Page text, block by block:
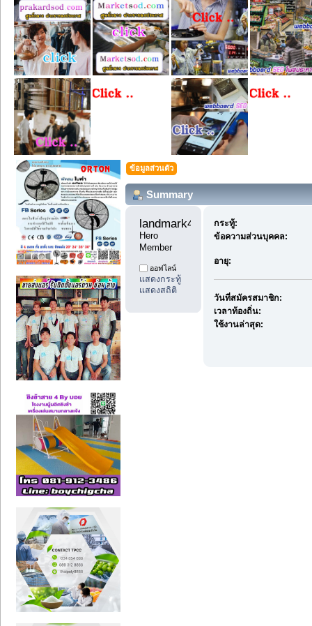
ข้อมูลส่วนตัว
Summary
landmark4598
Hero
Member
ออฟไลน์
แสดงกระทู้
แสดงสถิติ
กระทู้:
ข้อความส่วนบุคคล:
อายุ:
วันที่สมัครสมาชิก:
เวลาท้องถิ่น:
ใช้งานล่าสุด: